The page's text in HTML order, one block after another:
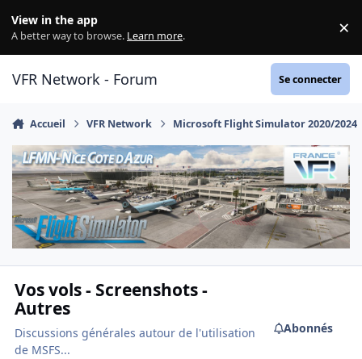
View in the app
A better way to browse. Learn more. ×
VFR Network - Forum Se connecter
Accueil VFR Network Microsoft Flight Simulator 2020/2024
Vos vols - Screenshots -
Autres
Discussions générales autour de l'utilisation
de MSFS...
Abonnés